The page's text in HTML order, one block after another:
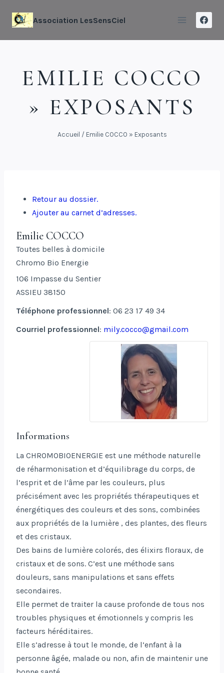
Association LesSensCiel
EMILIE COCCO
» EXPOSANTS
Accueil / Emilie COCCO » Exposants
Retour au dossier.
Ajouter au carnet d’adresses.
Emilie COCCO
Toutes belles à domicile
Chromo Bio Energie
106 Impasse du Sentier
ASSIEU 38150
Téléphone professionnel: 06 23 17 49 34
Courriel professionnel: mily.cocco@gmail.com
Informations
La CHROMOBIOENERGIE est une méthode naturelle
de réharmonisation et d’équilibrage du corps, de
l’esprit et de l’âme par les couleurs, plus
précisément avec les propriétés thérapeutiques et
énergétiques des couleurs et des sons, combinées
aux propriétés de la lumière , des plantes, des fleurs
et des cristaux.
Des bains de lumière colorés, des élixirs floraux, de
cristaux et de sons. C’est une méthode sans
douleurs, sans manipulations et sans effets
secondaires.
Elle permet de traiter la cause profonde de tous nos
troubles physiques et émotionnels y compris les
facteurs héréditaires.
Elle s’adresse à tout le monde, de l’enfant à la
personne âgée, malade ou non, afin de maintenir une